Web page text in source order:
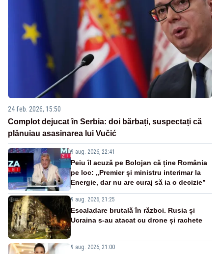
24 feb. 2026, 15:50
Complot dejucat în Serbia: doi bărbați, suspectați că
plănuiau asasinarea lui Vučić
9 aug. 2026, 22:41
Peiu îl acuză pe Bolojan că ține România
pe loc: „Premier și ministru interimar la
Energie, dar nu are curaj să ia o decizie”
9 aug. 2026, 21:25
Escaladare brutală în război. Rusia și
Ucraina s-au atacat cu drone și rachete
9 aug. 2026, 21:00